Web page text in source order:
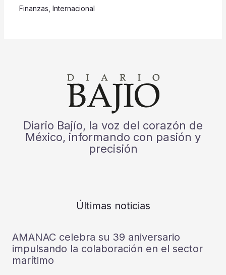
Finanzas Internacional
Diario Bajío, la voz del corazón de
México, informando con pasión y
precisión
Últimas noticias
AMANAC celebra su 39 aniversario
impulsando la colaboración en el sector
marítimo